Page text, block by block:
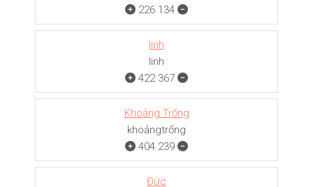
226 134
linh
linh
422 367
Khoảng Trống
khoảngㅤㅤㅤtrống
404 239
Đức